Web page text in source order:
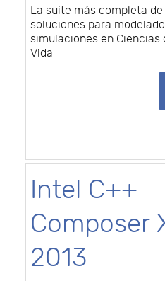
La suite más completa de
soluciones para
simulaciones en Ciencias
Vida
Intel C++
Composer
2013